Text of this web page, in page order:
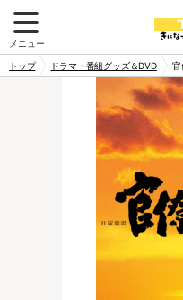
メニュー
トップ ドラマ・番組グッズ＆DVD 官